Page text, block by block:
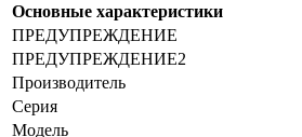
Основные характеристики
ПРЕДУПРЕЖДЕНИЕ
ПРЕДУПРЕЖДЕНИЕ2
Производитель
Серия
Модель